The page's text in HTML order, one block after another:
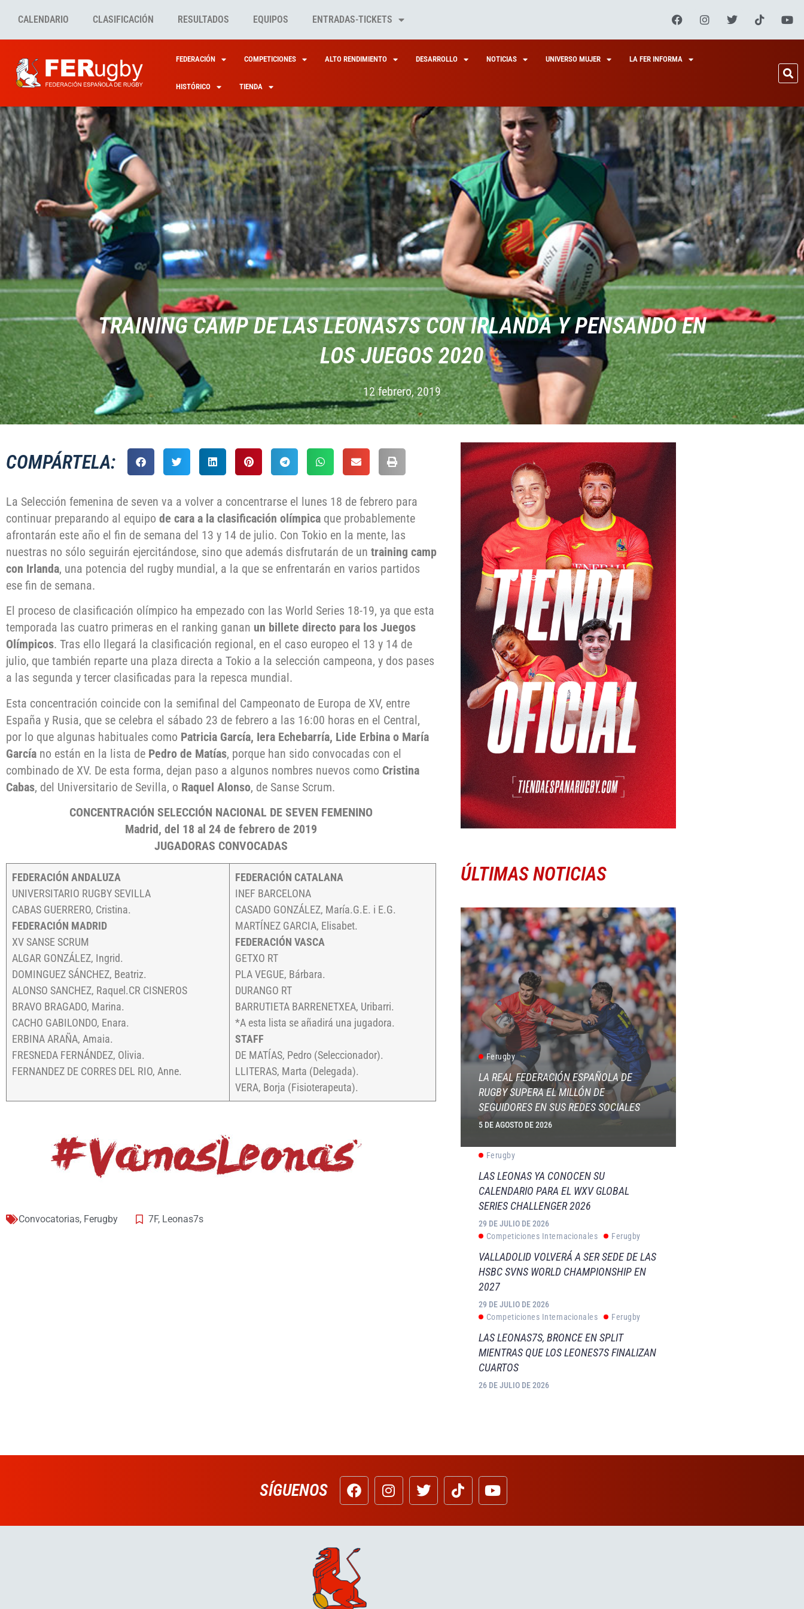
CALENDARIO CLASIFICACIÓN RESULTADOS EQUIPOS ENTRADAS-TICKETS
FEDERACIÓN COMPETICIONES ALTO RENDIMIENTO DESARROLLO NOTICIAS UNIVERSO MUJER LA FER INFORMA
HISTÓRICO TIENDA
TRAINING CAMP DE LAS LEONAS7S CON IRLANDA Y PENSANDO EN
LOS JUEGOS 2020
12 febrero, 2019
COMPÁRTELA:
La Selección femenina de seven va a volver a concentrarse el lunes 18 de febrero para
continuar preparando al equipo de cara a la clasificación olímpica que probablemente
afrontarán este año el fin de semana del 13 y 14 de julio. Con Tokio en la mente, las
nuestras no sólo seguirán ejercitándose, sino que además disfrutarán de un training camp
con Irlanda, una potencia del rugby mundial, a la que se enfrentarán en varios partidos
ese fin de semana.
El proceso de clasificación olímpico ha empezado con las World Series 18-19, ya que esta
temporada las cuatro primeras en el ranking ganan un billete directo para los Juegos
Olímpicos. Tras ello llegará la clasificación regional, en el caso europeo el 13 y 14 de
julio, que también reparte una plaza directa a Tokio a la selección campeona, y dos pases
a las segunda y tercer clasificadas para la repesca mundial.
Esta concentración coincide con la semifinal del Campeonato de Europa de XV, entre
España y Rusia, que se celebra el sábado 23 de febrero a las 16:00 horas en el Central,
por lo que algunas habituales como Patricia García, Iera Echebarría, Lide Erbina o María
García no están en la lista de Pedro de Matías, porque han sido convocadas con el
combinado de XV. De esta forma, dejan paso a algunos nombres nuevos como Cristina
Cabas, del Universitario de Sevilla, o Raquel Alonso, de Sanse Scrum.
CONCENTRACIÓN SELECCIÓN NACIONAL DE SEVEN FEMENINO
Madrid, del 18 al 24 de febrero de 2019
JUGADORAS CONVOCADAS
FEDERACIÓN ANDALUZA
UNIVERSITARIO RUGBY SEVILLA
CABAS GUERRERO, Cristina.
FEDERACIÓN MADRID
XV SANSE SCRUM
ALGAR GONZÁLEZ, Ingrid.
DOMINGUEZ SÁNCHEZ, Beatriz.
ALONSO SANCHEZ, Raquel.CR CISNEROS
BRAVO BRAGADO, Marina.
CACHO GABILONDO, Enara.
ERBINA ARAÑA, Amaia.
FRESNEDA FERNÁNDEZ, Olivia.
FERNANDEZ DE CORRES DEL RIO, Anne.
FEDERACIÓN CATALANA
INEF BARCELONA
CASADO GONZÁLEZ, María.G.E. i E.G.
MARTÍNEZ GARCIA, Elisabet.
FEDERACIÓN VASCA
GETXO RT
PLA VEGUE, Bárbara.
DURANGO RT
BARRUTIETA BARRENETXEA, Uribarri.
*A esta lista se añadirá una jugadora.
STAFF
DE MATÍAS, Pedro (Seleccionador).
LLITERAS, Marta (Delegada).
VERA, Borja (Fisioterapeuta).
Convocatorias, Ferugby 7F, Leonas7s
ÚLTIMAS NOTICIAS
Ferugby
LA REAL FEDERACIÓN ESPAÑOLA DE
RUGBY SUPERA EL MILLÓN DE
SEGUIDORES EN SUS REDES SOCIALES
5 DE AGOSTO DE 2026
Ferugby
LAS LEONAS YA CONOCEN SU
CALENDARIO PARA EL WXV GLOBAL
SERIES CHALLENGER 2026
29 DE JULIO DE 2026
Competiciones Internacionales
Ferugby
VALLADOLID VOLVERÁ A SER SEDE DE LAS
HSBC SVNS WORLD CHAMPIONSHIP EN
2027
29 DE JULIO DE 2026
Competiciones Internacionales
Ferugby
LAS LEONAS7S, BRONCE EN SPLIT
MIENTRAS QUE LOS LEONES7S FINALIZAN
CUARTOS
26 DE JULIO DE 2026
SÍGUENOS